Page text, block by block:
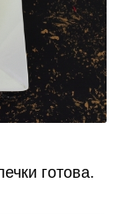
готова.